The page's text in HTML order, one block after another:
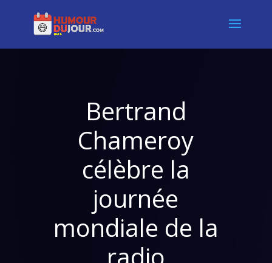
Bertrand
Chameroy
célèbre la
journée
mondiale de la